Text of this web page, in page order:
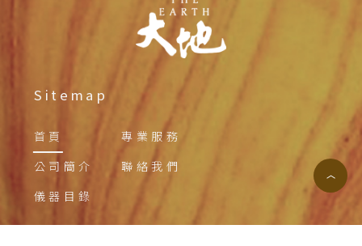
︿
Sitemap
首頁
公司簡介
儀器目錄
專業服務
聯絡我們